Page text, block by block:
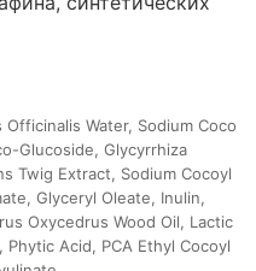
Water, Sodium Coco
Glucoside, Glycyrrhiza
Twig Extract, Sodium Cocoyl
Glyceryl Oleate, Inulin,
Oxycedrus Wood Oil, Lactic
Acid, PCA Ethyl Cocoyl